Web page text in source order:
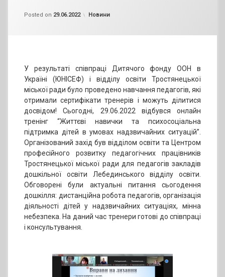
Posted on 29.06.2022
by
Categories:
Новини
У результаті співпраці Дитячого фонду ООН в
Україні (ЮНІСЕФ) і відділу освіти Тростянецької
міської ради було проведено навчання педагогів, які
отримали сертифікати тренерів і можуть ділитися
досвідом! Сьогодні, 29.06.2022 відбувся онлайн
тренінг “Життєві навички та психосоціальна
підтримка дітей в умовах надзвичайних ситуацій”.
Організований захід був відділом освіти та Центром
професійного розвитку педагогічних працівників
Тростянецької міської ради для педагогів закладів
дошкільної освіти Лебединського відділу освіти.
Обговорені були актуальні питання сьогодення
дошкілля: дистанційна робота педагогів, організація
діяльності дітей у надзвичайних ситуаціях, мінна
небезпека. На даний час тренери готові до співпраці
і консультування.